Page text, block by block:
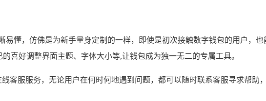
易懂，仿佛是为新手量身定制的一样，即使是初次接触数字钱包的用户，
喜好调整界面主题、字体大小等,让钱包成为独一无二的专属工具。
客服服务，无论用户在何时何地遇到问题，都可以随时联系客服寻求帮